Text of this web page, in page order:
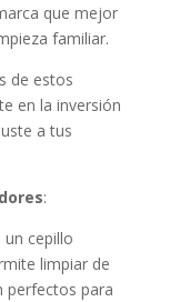
que mejor
familiar.
de estos
en la inversión
a tus
:
cepillo
limpiar de
perfectos para